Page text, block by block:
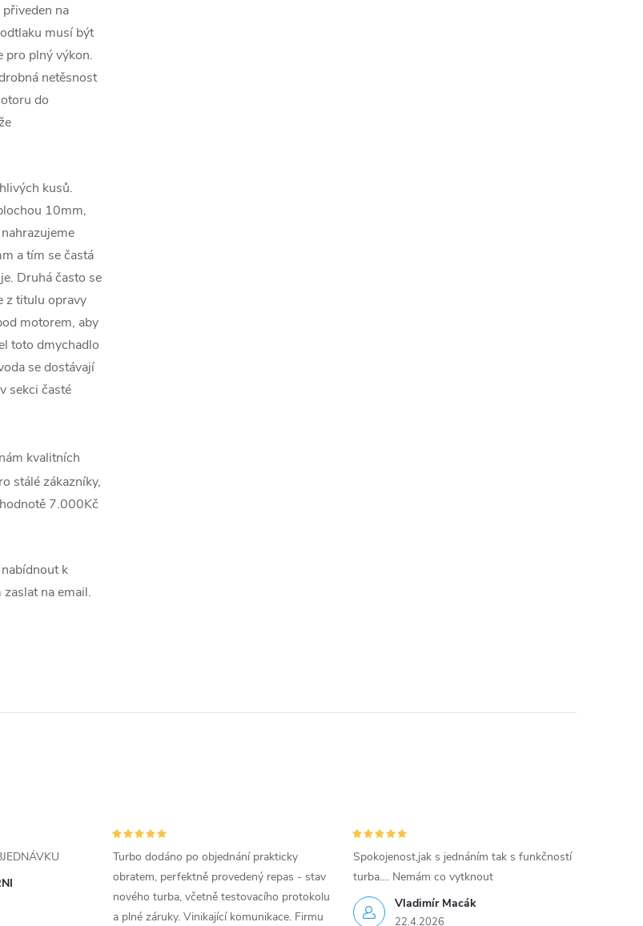
na
musí být
pro plný výkon.
netěsnost
do
kusů.
10mm,
a tím se častá
Druhá často se
z titulu opravy
motorem, aby
toto dmychadlo
se dostávají
sekci časté
kvalitních
stálé zákazníky,
7.000Kč
k
na email.
Turbo dodáno po objednání prakticky
obratem, perfektně provedený repas - stav
nového turba, včetně testovacího protokolu
a plné záruky. Vinikající komunikace. Firmu
Vladimír Macák
22.4.2026
Spokojenost,jak s jednáním tak s funkčností
turba.... Nemám co vytknout